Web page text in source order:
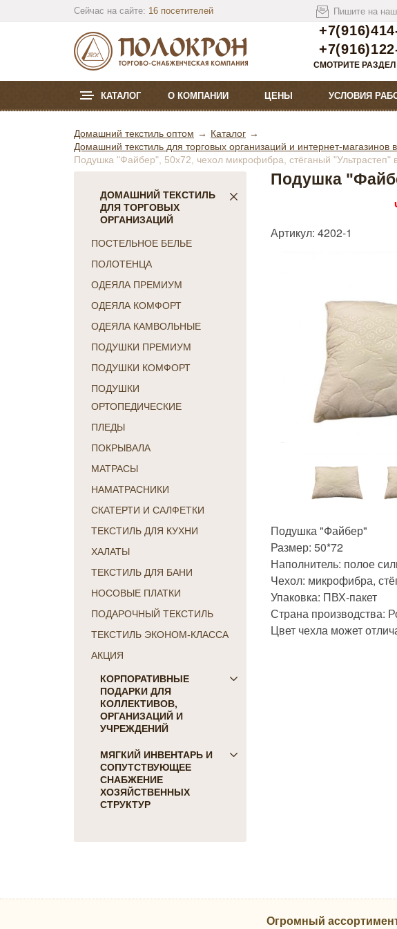
Сейчас на сайте: 16 посетителей Пишите на
СМОТРИТЕ
КАТАЛОГ О КОМПАНИИ ЦЕНЫ УСЛОВИЯ
Домашний текстиль оптом
Каталог
Домашний текстиль для торговых организаций и интернет-
Подушка "Файбер", 50х72, чехол микрофибра, стёганый "Ультрастеп"
ДОМАШНИЙ ТЕКСТИЛЬ
ДЛЯ ТОРГОВЫХ
ОРГАНИЗАЦИЙ
ПОСТЕЛЬНОЕ БЕЛЬЕ
ПОЛОТЕНЦА
ОДЕЯЛА ПРЕМИУМ
ОДЕЯЛА КОМФОРТ
ОДЕЯЛА КАМВОЛЬНЫЕ
ПОДУШКИ ПРЕМИУМ
ПОДУШКИ КОМФОРТ
ПОДУШКИ
ОРТОПЕДИЧЕСКИЕ
ПЛЕДЫ
ПОКРЫВАЛА
МАТРАСЫ
НАМАТРАСНИКИ
СКАТЕРТИ И САЛФЕТКИ
ТЕКСТИЛЬ ДЛЯ КУХНИ
ХАЛАТЫ
ТЕКСТИЛЬ ДЛЯ БАНИ
НОСОВЫЕ ПЛАТКИ
ПОДАРОЧНЫЙ ТЕКСТИЛЬ
ТЕКСТИЛЬ ЭКОНОМ-КЛАССА
АКЦИЯ
КОРПОРАТИВНЫЕ
ПОДАРКИ ДЛЯ
КОЛЛЕКТИВОВ,
ОРГАНИЗАЦИЙ И
УЧРЕЖДЕНИЙ
ПОДАРКИ ДЛЯ КОГО:
Женщинам
Коллегам
Мужчинам
День Победы
МЯГКИЙ ИНВЕНТАРЬ И
СОПУТСТВУЮЩЕЕ
СНАБЖЕНИЕ
ХОЗЯЙСТВЕННЫХ
СТРУКТУР
Подушка
Артикул: 4202-1
Подушка "Файбер"
Размер: 50*72
Наполнитель: полое
Чехол: микрофибра,
Упаковка: ПВХ-пакет
Страна производства:
Цвет чехла может
Огромный